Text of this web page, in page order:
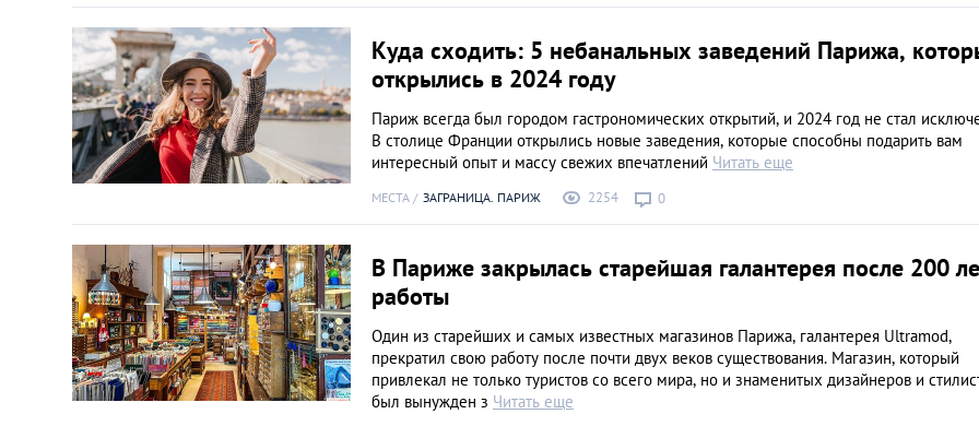
Киев
Лондон
Лос-Анджелес
Париж
Паттайя
Пхукет
Куда сходить: 5 небанальных заведений Парижа,
открылись в 2024 году
Париж всегда был городом гастрономических открытий, и 2024 год не стал
В столице Франции открылись новые заведения, которые способны подарить вам
интересный опыт и массу свежих впечатлений Читать еще
МЕСТА ЗАГРАНИЦА. ПАРИЖ 2254 0
В Париже закрылась старейшая галантерея после 200
работы
Один из старейших и самых известных магазинов Парижа, галантерея Ultramod,
прекратил свою работу после почти двух веков существования. Магазин, который
привлекал не только туристов со всего мира, но и знаменитых дизайнеров и
был вынужден з Читать еще
Свежее не
мест Парижа, где
морепродукты